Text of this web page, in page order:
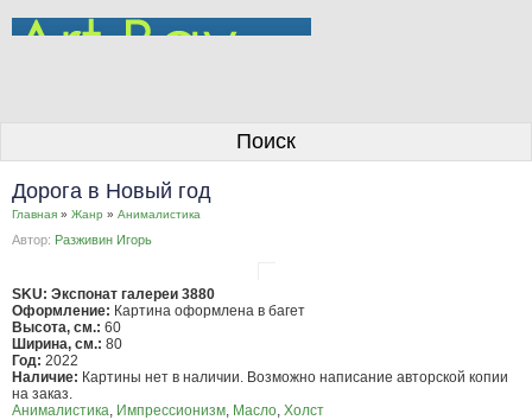
Информация для покупателей
Контакты
Личный кабинет
Поиск
Дорога в Новый год
Главная » Жанр » Анималистика
Автор: Разживин Игорь
SKU: Экспонат галереи 3880
Оформление: Картина оформлена в багет
Высота, см.: 60
Ширина, см.: 80
Год: 2022
Наличие: Картины нет в наличии. Возможно написание авторской копии
на заказ.
Анималистика Импрессионизм Масло Холст